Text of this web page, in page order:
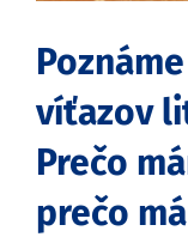
víťazov
Prečo
prečo